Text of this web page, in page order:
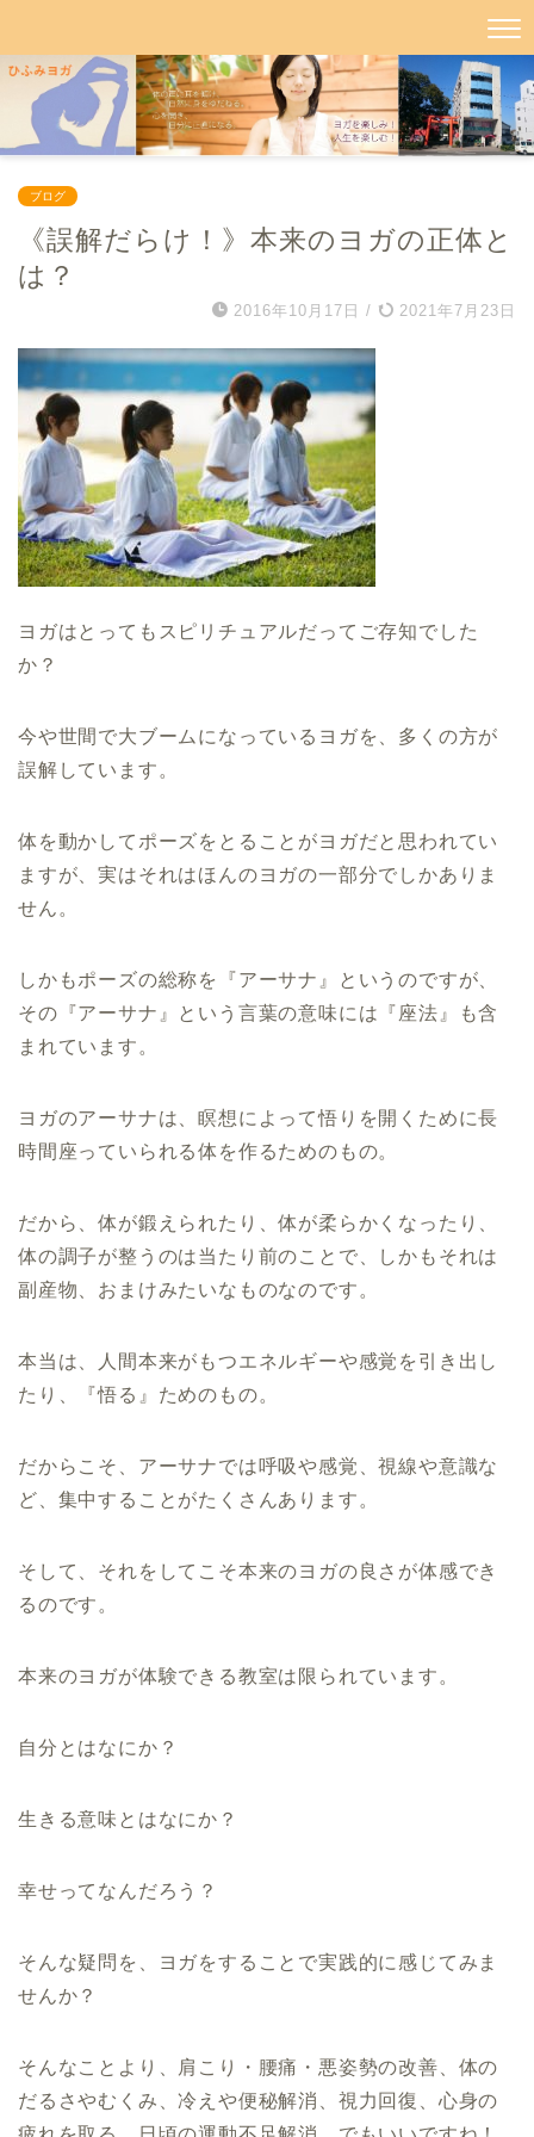
ブログ
《誤解だらけ！》本来のヨガの正体と
は？
2016年10月17日 / 2021年7月23日
ヨガはとってもスピリチュアルだってご存知でした
か？
今や世間で大ブームになっているヨガを、多くの方が
誤解しています。
体を動かしてポーズをとることがヨガだと思われてい
ますが、実はそれはほんのヨガの一部分でしかありま
せん。
しかもポーズの総称を『アーサナ』というのですが、
その『アーサナ』という言葉の意味には『座法』も含
まれています。
ヨガのアーサナは、瞑想によって悟りを開くために長
時間座っていられる体を作るためのもの。
だから、体が鍛えられたり、体が柔らかくなったり、
体の調子が整うのは当たり前のことで、しかもそれは
副産物、おまけみたいなものなのです。
本当は、人間本来がもつエネルギーや感覚を引き出し
たり、『悟る』ためのもの。
だからこそ、アーサナでは呼吸や感覚、視線や意識な
ど、集中することがたくさんあります。
そして、それをしてこそ本来のヨガの良さが体感でき
るのです。
本来のヨガが体験できる教室は限られています。
自分とはなにか？
生きる意味とはなにか？
幸せってなんだろう？
そんな疑問を、ヨガをすることで実践的に感じてみま
せんか？
そんなことより、肩こり・腰痛・悪姿勢の改善、体の
だるさやむくみ、冷えや便秘解消、視力回復、心身の